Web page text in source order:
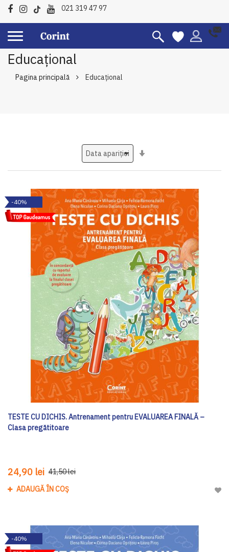
021 319 47 97
Educațional
Pagina principală Educațional
-40%
TESTE CU DICHIS. Antrenament pentru EVALUAREA FINALĂ –
Clasa pregătitoare
24,90 lei 41,50 lei
ADAUGĂ ÎN COȘ
-40%